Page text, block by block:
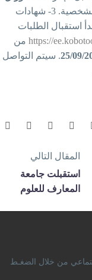
1- سيرة ذاتية. 2- صورة عن الهوية الشخصية. 3- شهادات
استقبال الطلبات
https://من
. سيتم التواصل
المقال التالي
استقبلت جامعة
المعارف للعلوم
من خلال الضغـط